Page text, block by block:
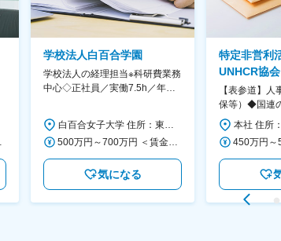
学校法人白百合学園
学校法人の経理担当※科研費業務
中心◇正社員／実働7.5h／年休
気になる
特定非営利
UNHCR協会
【表参道】
保等）◆国連
活動を支える
◆正職員登用